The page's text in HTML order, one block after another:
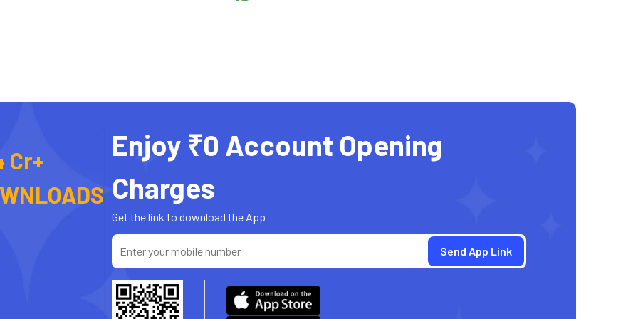
Cr+
Enjoy ₹0 Account Opening
Charges
Get the link to download the App